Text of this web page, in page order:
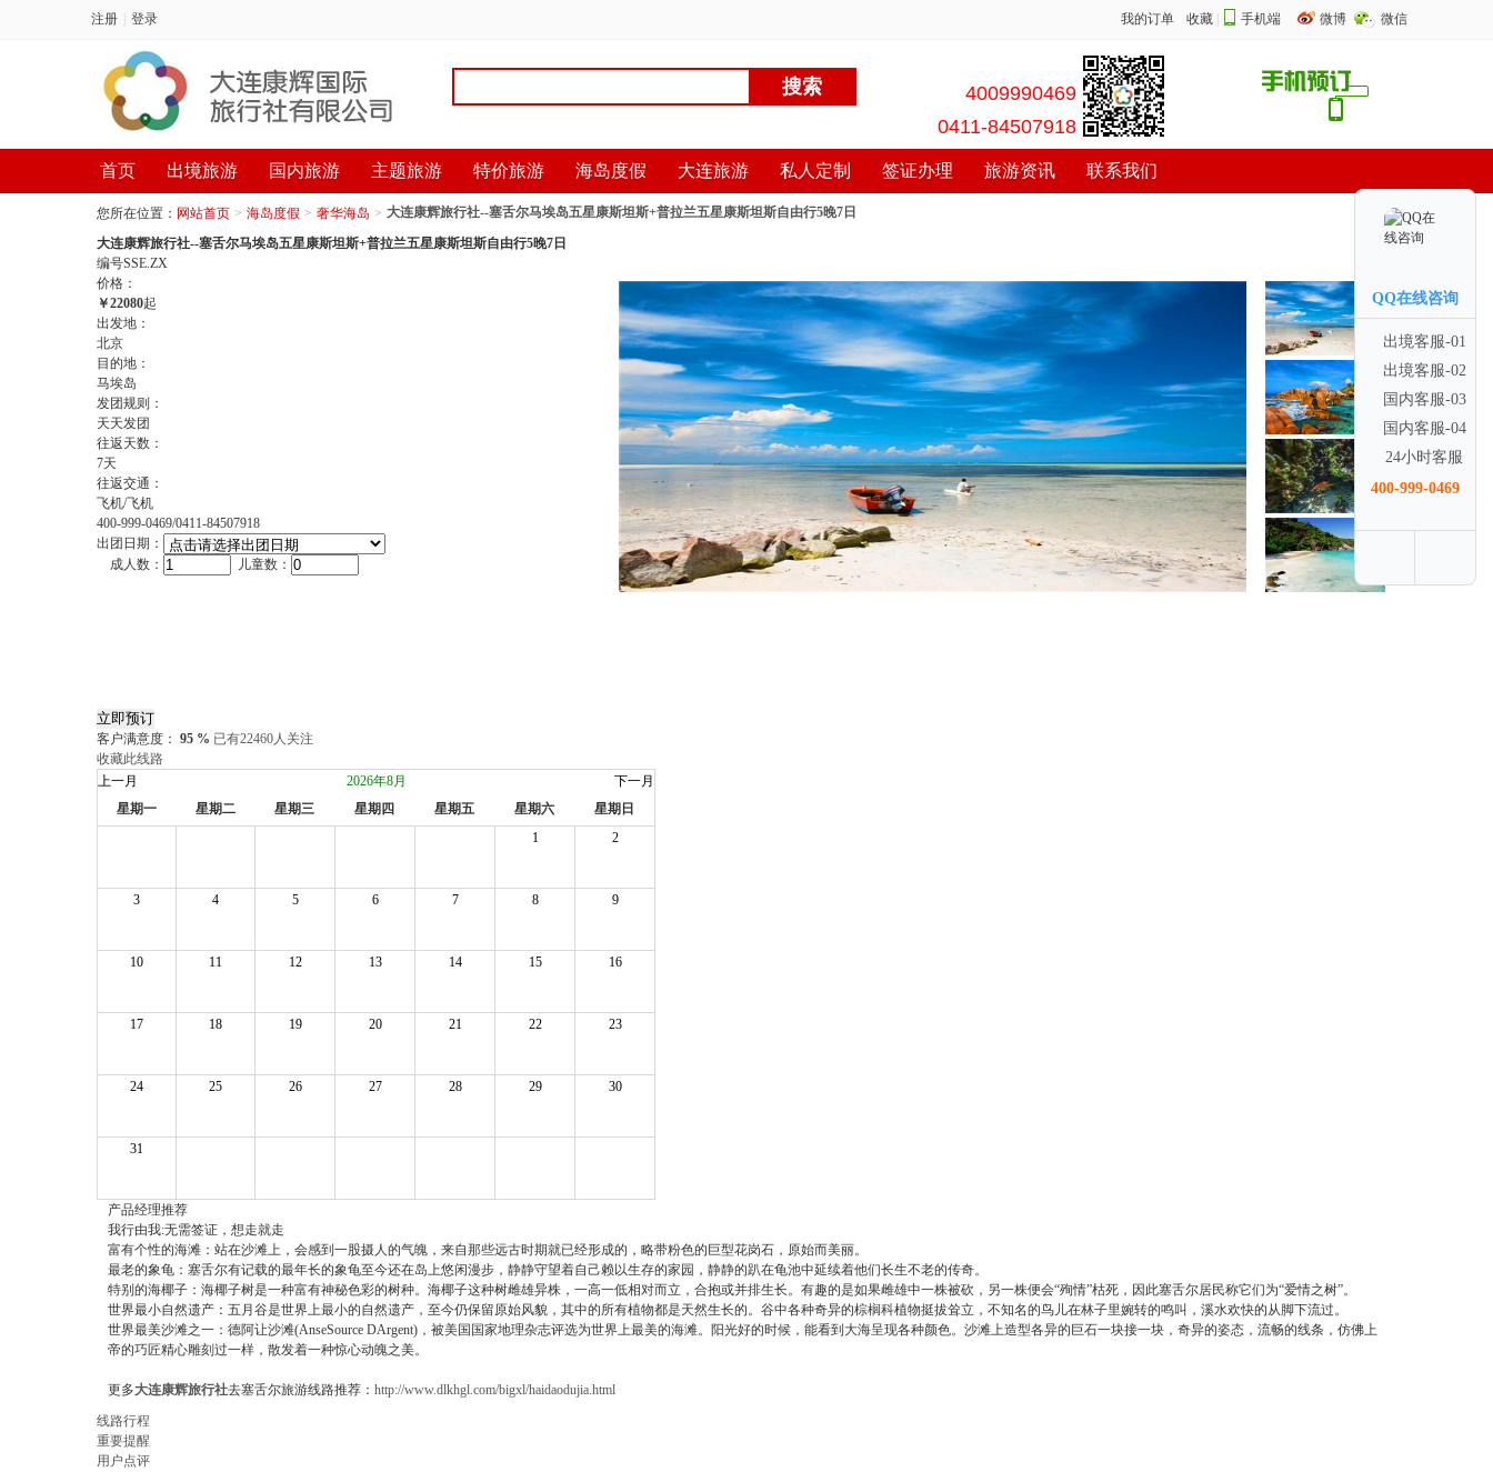
注册 登录 我的订单 收藏 手机端 微博 微信
4009990469
0411-84507918
首页 出境旅游 国内旅游 主题旅游 特价旅游 海岛度假 大连旅游 私人定制 签证办理 旅游资讯 联系我们
您所在位置： 网站首页 > 海岛度假 > 奢华海岛 > 大连康辉旅行社--塞舌尔马埃岛五星康斯坦斯+普拉兰五星康斯坦斯自由行5晚7日
大连康辉旅行社--塞舌尔马埃岛五星康斯坦斯+普拉兰五星康斯坦斯自由行5晚7日
编号SSE.ZX
价格：
￥22080起
出发地：
北京
目的地：
马埃岛
发团规则：
天天发团
往返天数：
7天
往返交通：
飞机/飞机
400-999-0469/0411-84507918
出团日期：
成人数：
儿童数：
客户满意度： 95 % 已有22460人关注
收藏此线路
上一月
2026年8月
下一月
星期一
星期二 星期三 星期四 星期五 星期六
星期日
1
2
3 4 5 6 7 8 9
10 11 12 13 14 15 16
17 18 19 20 21 22 23
24 25 26 27 28 29 30
31
产品经理推荐
我行由我:无需签证，想走就走
富有个性的海滩：站在沙滩上，会感到一股摄人的气魄，来自那些远古时期就已经形成的，略带粉色的巨型花岗石，原始而美丽。
最老的象龟：塞舌尔有记载的最年长的象龟至今还在岛上悠闲漫步，静静守望着自己赖以生存的家园，静静的趴在龟池中延续着他们长生不老的传奇。
特别的海椰子：海椰子树是一种富有神秘色彩的树种。海椰子这种树雌雄异株，一高一低相对而立，合抱或并排生长。有趣的是如果雌雄中一株被砍，另一株便会“殉情”枯死，因此塞舌尔居民称它们为“爱情之树”。
世界最小自然遗产：五月谷是世界上最小的自然遗产，至今仍保留原始风貌，其中的所有植物都是天然生长的。谷中各种奇异的棕榈科植物挺拔耸立，不知名的鸟儿在林子里婉转的鸣叫，溪水欢快的从脚下流过。
世界最美沙滩之一：德阿让沙滩(AnseSource DArgent)，被美国国家地理杂志评选为世界上最美的海滩。阳光好的时候，能看到大海呈现各种颜色。沙滩上造型各异的巨石一块接一块，奇异的姿态，流畅的线条，仿佛上
帝的巧匠精心雕刻过一样，散发着一种惊心动魄之美。
更多大连康辉旅行社去塞舌尔旅游线路推荐： http://www.dlkhgl.com/bigxl/haidaodujia.html
线路行程
重要提醒
用户点评
QQ在线咨询
出境客服-01
出境客服-02
国内客服-03
国内客服-04
24小时客服
400-999-0469